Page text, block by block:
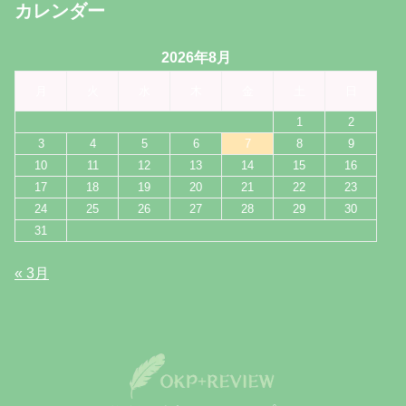
カレンダー
2026年8月
1
2
3
4 5 6 7 8
9
10
11 12 13 14 15
16
17
18 19 20 21 22
23
24
25 26 27 28 29
30
31
« 3月